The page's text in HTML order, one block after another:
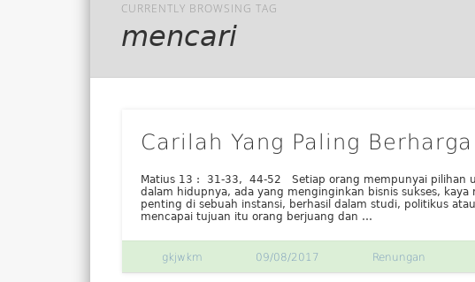
CURRENTLY BROWSING TAG
mencari
Carilah Yang Paling Berharga
Matius 13 : 31-33, 44-52 Setiap orang mempunyai pilihan
dalam hidupnya, ada yang menginginkan bisnis sukses,
penting di sebuah instansi, berhasil dalam studi, politikus
mencapai tujuan itu orang berjuang dan …
gkjwkm 09/08/2017 Renungan